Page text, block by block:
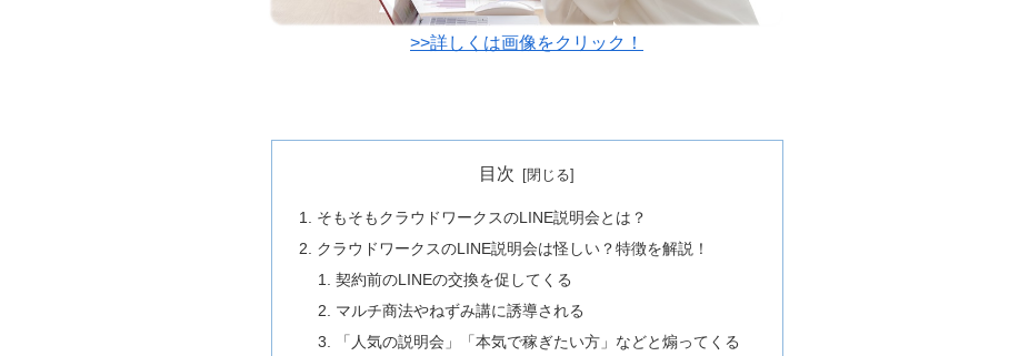
>>詳しくは画像をクリック！
目次
そもそもクラウドワークスのLINE説明会とは？
クラウドワークスのLINE説明会は怪しい？特徴を解説！
契約前のLINEの交換を促してくる
マルチ商法やねずみ講に誘導される
「人気の説明会」「本気で稼ぎたい方」などと煽ってくる